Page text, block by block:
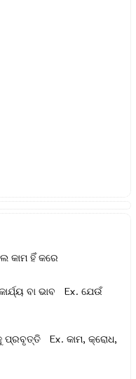
କାମ ହିଁ କରେ
ବା ଭାବ Ex.ଯେଉଁ
ପ୍ରବୃତ୍ତି Ex.କାମ, କ୍ରୋଧ,